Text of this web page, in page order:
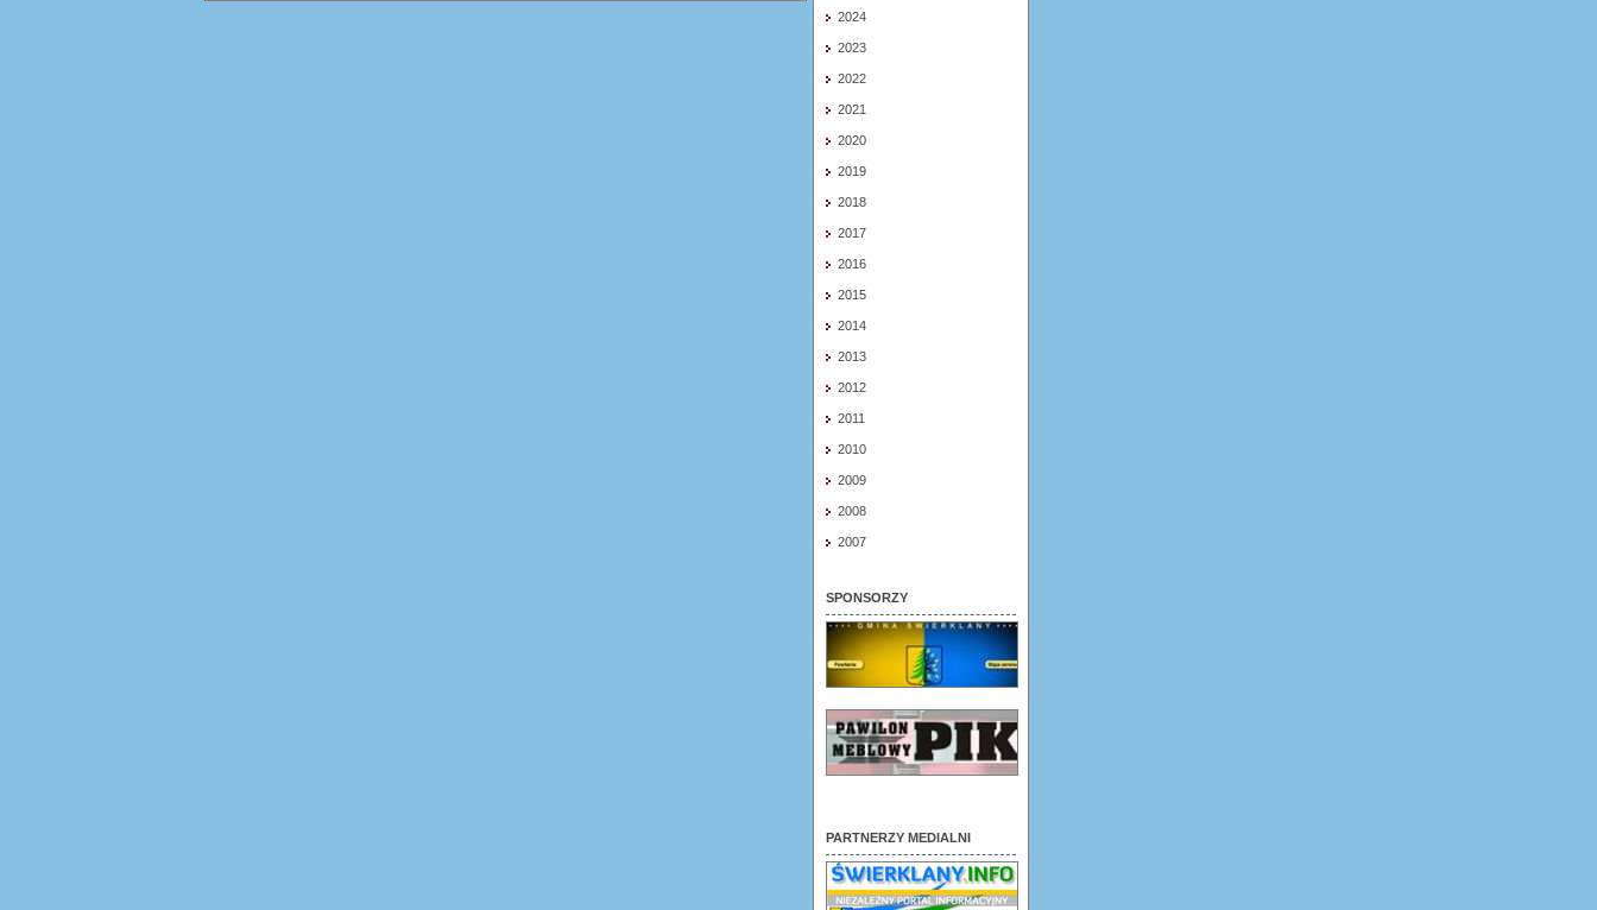
2024
2023
2022
2021
2020
2019
2018
2017
2016
2015
2014
2013
2012
2011
2010
2009
2008
2007
SPONSORZY
PARTNERZY MEDIALNI